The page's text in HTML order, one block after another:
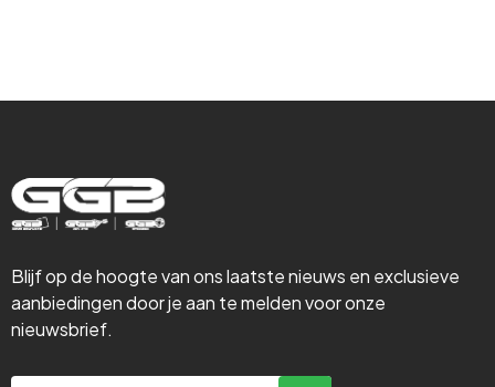
Blijf op de hoogte van ons laatste nieuws en exclusieve
aanbiedingen door je aan te melden voor onze
nieuwsbrief.